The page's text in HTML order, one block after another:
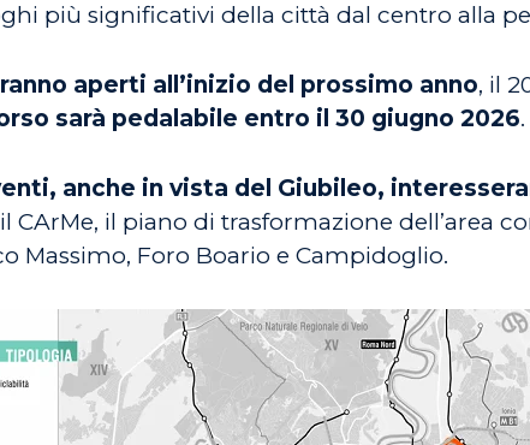
più significativi della città dal centro alla
aperti all’inizio del prossimo anno, il
sarà pedalabile entro il 30 giugno 2026.
anche in vista del Giubileo,
CArMe, il piano di trasformazione dell’area
Massimo, Foro Boario e Campidoglio.